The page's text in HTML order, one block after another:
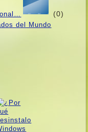
(0)
​​del Mundo